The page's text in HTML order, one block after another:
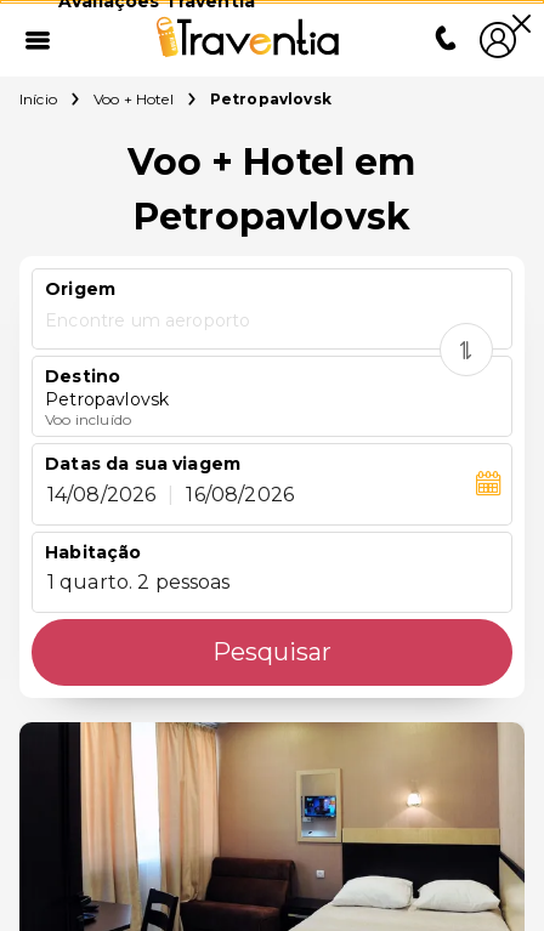
Início Voo + Hotel Petropavlovsk
Voo + Hotel em
Petropavlovsk
Origem
Encontre um aeroporto
Destino
Petropavlovsk
Voo incluído
Datas da sua viagem
14/08/2026 16/08/2026
Habitação
1 quarto. 2 pessoas
Pesquisar